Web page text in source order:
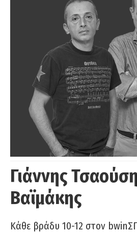
Γιάννης
Βαϊμάκης
Κάθε βράδυ 10-12 στον